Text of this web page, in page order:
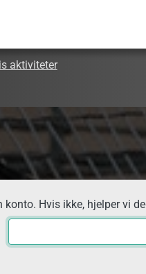
aktiviteter
konto. Hvis ikke, hjelper vi